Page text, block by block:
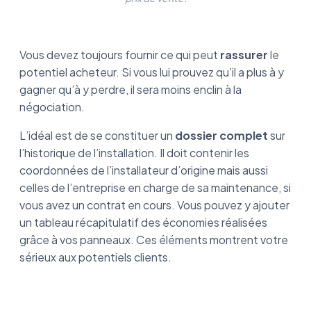
Vous devez toujours fournir ce qui peut rassurerle
potentiel acheteur. Si vous lui prouvez qu’il a plus à y
gagner qu’à y perdre, il sera moins enclin à la
négociation.
L’idéal est de se constituer un dossier completsur
l’historique de l’installation. Il doit contenir les
coordonnées de l’installateur d’origine mais aussi
celles de l’entreprise en charge de sa maintenance, si
vous avez un contrat en cours. Vous pouvez y ajouter
un tableau récapitulatif des économies réalisées
grâce à vos panneaux. Ces éléments montrent votre
sérieux aux potentiels clients.